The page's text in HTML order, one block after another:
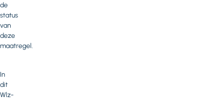
de
status
van
deze
maatregel.
In
dit
Wlz-